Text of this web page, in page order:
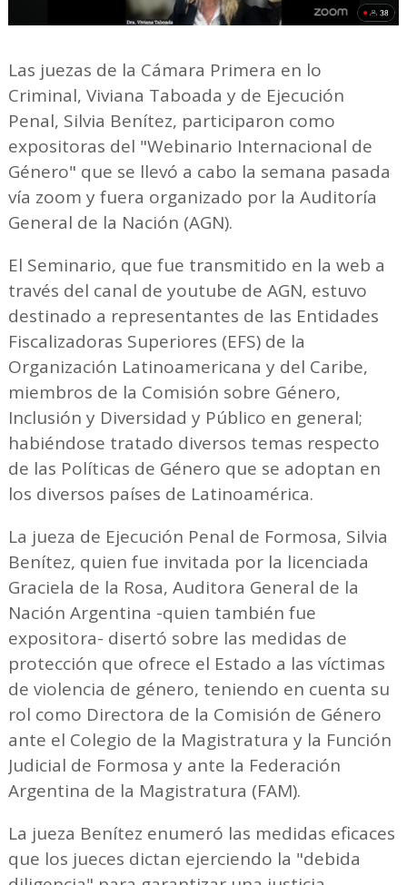
Las juezas de la Cámara Primera en lo
Criminal, Viviana Taboada y de Ejecución
Penal, Silvia Benítez, participaron como
expositoras del "Webinario Internacional de
Género" que se llevó a cabo la semana pasada
vía zoom y fuera organizado por la Auditoría
General de la Nación (AGN).
El Seminario, que fue transmitido en la web a
través del canal de youtube de AGN, estuvo
destinado a representantes de las Entidades
Fiscalizadoras Superiores (EFS) de la
Organización Latinoamericana y del Caribe,
miembros de la Comisión sobre Género,
Inclusión y Diversidad y Público en general;
habiéndose tratado diversos temas respecto
de las Políticas de Género que se adoptan en
los diversos países de Latinoamérica.
La jueza de Ejecución Penal de Formosa, Silvia
Benítez, quien fue invitada por la licenciada
Graciela de la Rosa, Auditora General de la
Nación Argentina -quien también fue
expositora- disertó sobre las medidas de
protección que ofrece el Estado a las víctimas
de violencia de género, teniendo en cuenta su
rol como Directora de la Comisión de Género
ante el Colegio de la Magistratura y la Función
Judicial de Formosa y ante la Federación
Argentina de la Magistratura (FAM).
La jueza Benítez enumeró las medidas eficaces
que los jueces dictan ejerciendo la "debida